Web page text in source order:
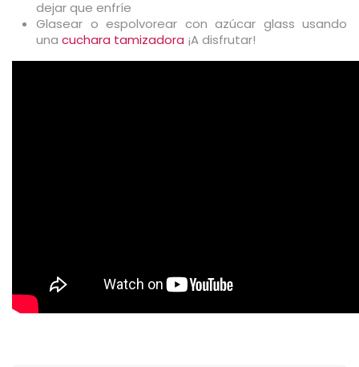
dejar que enfríe
Glasear o espolvorear con azúcar glass usando
una cuchara tamizadora ¡A disfrutar!